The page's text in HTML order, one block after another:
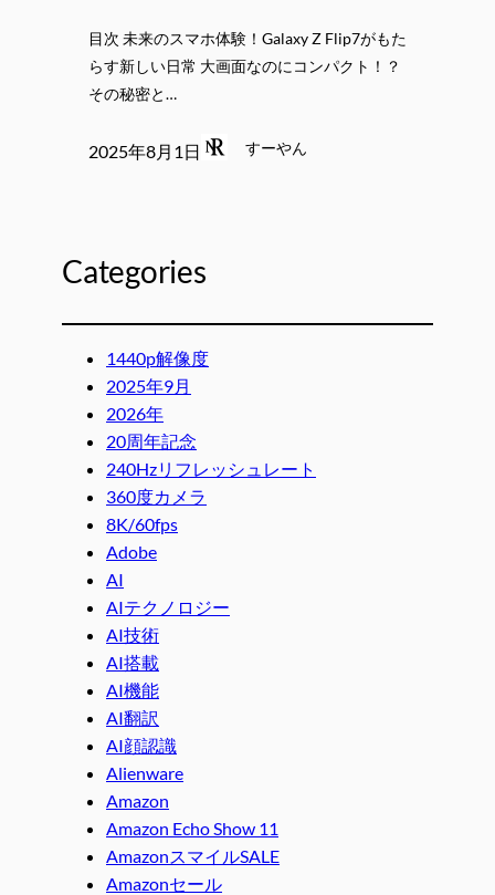
目次 未来のスマホ体験！Galaxy Z Flip7がもた
らす新しい日常 大画面なのにコンパクト！？
その秘密と…
2025年8月1日 すーやん
Categories
1440p解像度
2025年9月
2026年
20周年記念
240Hzリフレッシュレート
360度カメラ
8K/60fps
Adobe
AI
AIテクノロジー
AI技術
AI搭載
AI機能
AI翻訳
AI顔認識
Alienware
Amazon
Amazon Echo Show 11
AmazonスマイルSALE
Amazonセール